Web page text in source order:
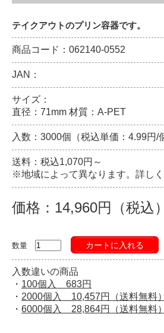
テイクアウトのプリン容器です。
商品コード：062140-0552
JAN：
サイズ：
直径：71mm 材質：A-PET
入数：3000個（税込単価：4.99円/
送料：税込1,070円～
※地域によって異なります。詳し
価格：14,960円（税込）
数量 カートに入れる
入数違いの商品
・ 100個入 683円
・ 2000個入 10,457円（送料無料）
・ 6000個入 28,864円（送料無料）